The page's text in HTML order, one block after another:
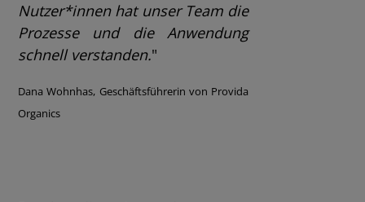
Nutzer*innen hat unser Team die
Prozesse und die Anwendung
schnell verstanden."
Dana Wohnhas, Geschäftsführerin von Provida
Organics